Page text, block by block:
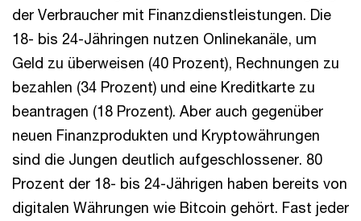
der Verbraucher mit Finanzdienstleistungen. Die
18- bis 24-Jähringen nutzen Onlinekanäle, um
Geld zu überweisen (40 Prozent), Rechnungen zu
bezahlen (34 Prozent) und eine Kreditkarte zu
beantragen (18 Prozent). Aber auch gegenüber
neuen Finanzprodukten und Kryptowährungen
sind die Jungen deutlich aufgeschlossener. 80
Prozent der 18- bis 24-Jährigen haben bereits von
digitalen Währungen wie Bitcoin gehört. Fast jeder